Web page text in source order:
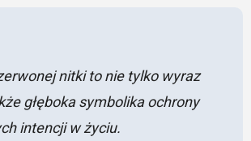
nitki to nie tylko wyraz
głęboka symbolika ochrony
intencji w życiu.